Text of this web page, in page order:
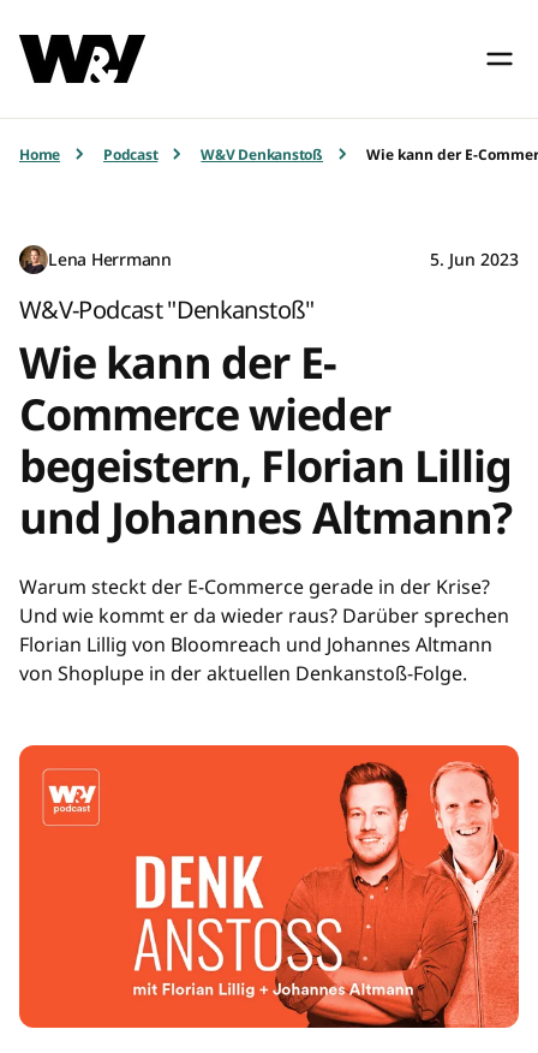
Home Podcast W&V Denkanstoß Wie kann der E-
Lena Herrmann 5. Jun 2023
W&V-Podcast "Denkanstoß"
Wie kann der E-
Commerce wieder
begeistern, Florian Lillig
und Johannes Altmann?
Warum steckt der E-Commerce gerade in der Krise?
Und wie kommt er da wieder raus? Darüber sprechen
Florian Lillig von Bloomreach und Johannes Altmann
von Shoplupe in der aktuellen Denkanstoß-Folge.